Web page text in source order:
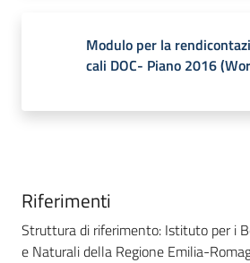
Modulo per la
cali DOC- Piano 2016(
Riferimenti
Struttura di riferimento: Istituto per i
e Naturali della Regione Emilia-